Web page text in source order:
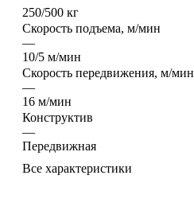
250/500 кг
Скорость подъема, м/мин
—
10/5 м/мин
Скорость передвижения, м/мин
—
16 м/мин
Конструктив
—
Передвижная
Все характеристики